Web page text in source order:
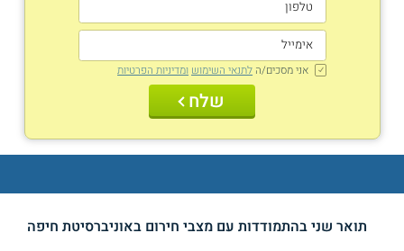
אני מסכים/ה לתנאי השימוש ומדיניות הפרטיות
שלח
תואר שני בהתמודדות עם מצבי חירום באוניברסיטת חיפה